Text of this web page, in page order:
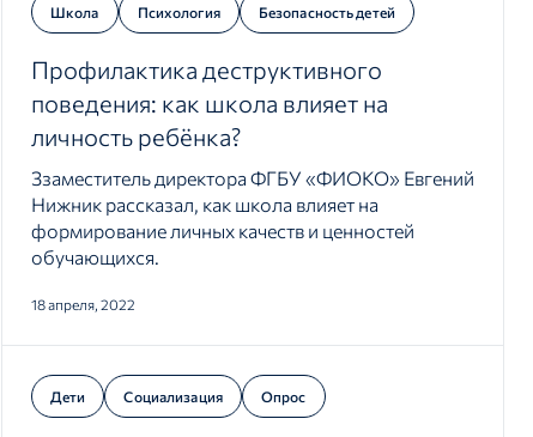
Школа Психология Безопасность детей
Профилактика деструктивного
поведения: как школа влияет на
личность ребёнка?
Ззаместитель директора ФГБУ «ФИОКО» Евгений
Нижник рассказал, как школа влияет на
формирование личных качеств и ценностей
обучающихся.
18 апреля, 2022
Дети Социализация Опрос